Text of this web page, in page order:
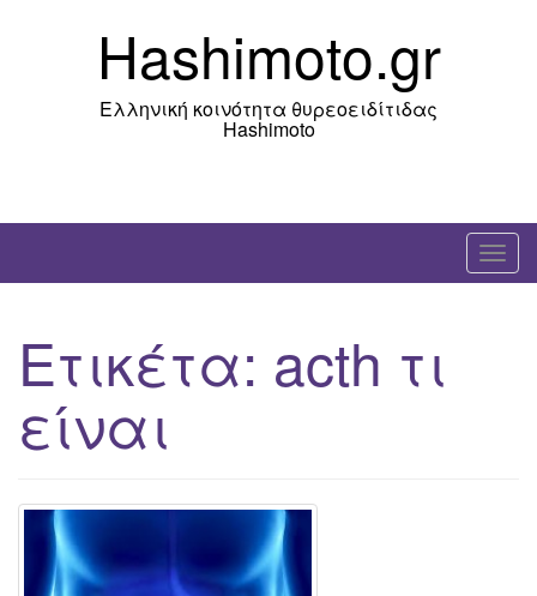
Hashimoto.gr
Ελληνική κοινότητα θυρεοειδίτιδας
Hashimoto
T
o
Ετικέτα: acth τι
είναι